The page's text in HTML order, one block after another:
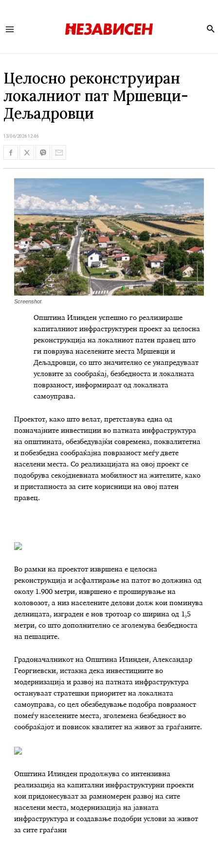
Целосно реконструиран
локалниот пат Мршевци-
Дељадровци
13/06/2026 12:46
Screenshot
Општина Илинден успешно го реализираше
капиталниот инфраструктурен проект за целосна
реконструкција на локалниот патен правец што
ги поврзува населените места Мршевци и
Дељадровци, со што значително се унапредуваат
условите за сообраќај, безбедноста и локалната
поврзаност, информираат од локалната
самоуправа.
Проектот, како што велат, претставува една од
позначајните инвестиции во патната инфраструктура
на општината, обезбедувајќи современа, поквалитетна
и побезбедна сообраќајна поврзаност меѓу двете
населени места. Со реализацијата на овој проект се
подобрува секојдневната мобилност на жителите, како
и пристапноста за сите корисници на овој патен
правец.
Во рамки на проектот извршена е целосна
реконструкција и асфалтирање на патот во должина од
околу 1.900 метри, извршено е проширување на
коловозот, а низ населените делови долж кои поминува
делницата, изграден е нов тротоар со ширина од 1,5
метри, со што дополнително се зголемува безбедноста
на пешаците.
Градоначалникот на Општина Илинден, Александар
Георгиевски, истакна дека инвестициите во
модернизација и развој на патната инфраструктура
остануваат стратешки приоритет на локалната
самоуправа, со цел обезбедување подобра поврзаност
помеѓу населените места, зголемена безбедност во
сообраќајот и повисок квалитет на живот за граѓаните.
Општина Илинден продолжува со интензивна
реализација на капитални инфраструктурни проекти
кои придонесуваат за рамномерен развој на сите
населени места, модернизација на јавната
инфраструктура и создавање подобри услови за живот
за сите граѓани